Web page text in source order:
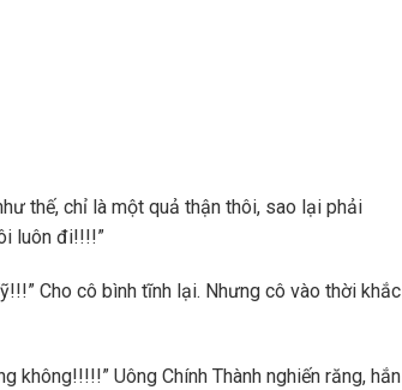
thế, chỉ là một quả thận thôi, sao lại phải
luôn đi!!!!”
Cho cô bình tĩnh lại. Nhưng cô vào thời khắc
không!!!!!” Uông Chính Thành nghiến răng, hắn